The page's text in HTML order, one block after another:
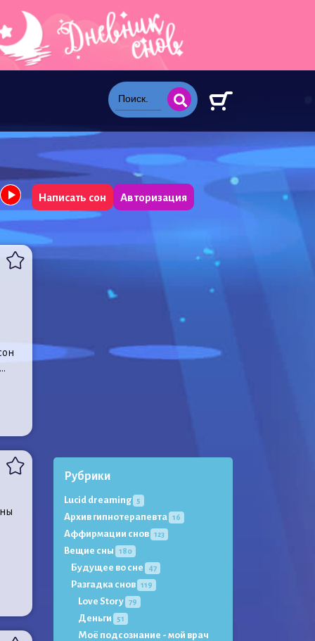
Написать сон Авторизация
Рубрики
Lucid dreaming 5
Архив гипнотерапевта 16
Аффирмации снов 123
Вещие сны 180
Будущее во сне 47
Разгадка снов 119
Love Story 79
Деньги 51
Моё подсознание - мой врач